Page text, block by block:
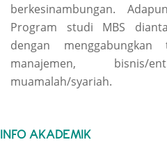
berkesinambungan.
Program studi MBS
dengan
manajemen, bisnis/
muamalah/syariah.
INFO AKADEMIK